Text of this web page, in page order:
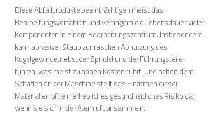
Diese Abfallprodukte beeinträchtigen meist das
Bearbeitungsverfahren und verringern die Lebensdauer vieler
Komponenten in einem Bearbeitungszentrum. Insbesondere
kann abrasiver Staub zur raschen Abnutzung des
Kugelgewindetriebs, der Spindel und der Führungsteile
führen, was meist zu hohen Kosten führt. Und neben dem
Schaden an der Maschine stellt das Einatmen dieser
Materialien oft ein erhebliches gesundheitliches Risiko dar,
wenn sie sich in der Atemluft ansammeln.